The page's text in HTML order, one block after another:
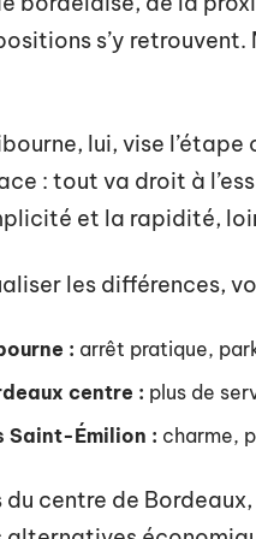
s’y
lui, vise
: tout va droit à
et la rapidité,
les différences,
: arrêt pratique,
centre : plus de
Saint-Émilion : charme,
du centre de